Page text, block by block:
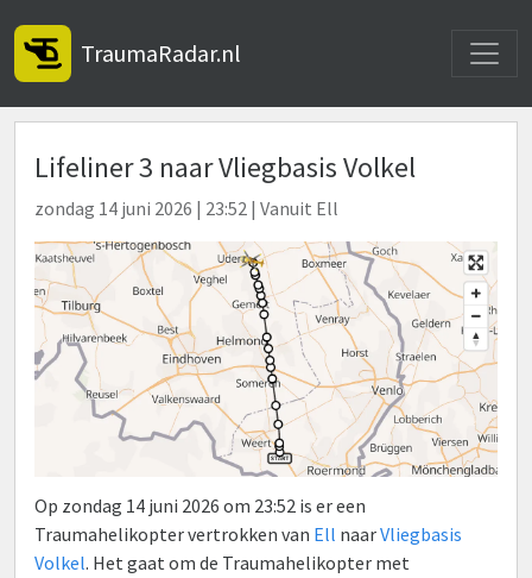
TraumaRadar.nl
Lifeliner 3 naar Vliegbasis Volkel
zondag 14 juni 2026 | 23:52 | Vanuit Ell
Op zondag 14 juni 2026 om 23:52 is er een
Traumahelikopter vertrokken van Ell naarVliegbasis
Volkel. Het gaat om de Traumahelikopter met